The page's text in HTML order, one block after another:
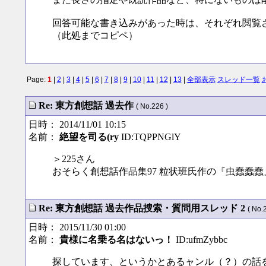
回答可能な書き込みがあった時は、それぞれ閲
（此処までコピペ）
Page: 1| 2 3 4| 5| 6 7 8| 9 10| 11 12 13 全部表示 スレッド一覧
Re: 東方創想話 過去作 ( No.226 )
日時： 2014/11/01 10:15
名前： 絶望を司る(ryID:TQPPNGlY
＞225さん
おそらく創想話作品集97 粒状班氏作の『虫蠢蠢
Re: 東方創想話 過去作品捜索・質問用スレッド 2 (
日時： 2015/11/30 01:00
名前： 貴様に名乗る名はないっ！ ID:ufmZybbc
探しています、というかとあるャンル（？）の話